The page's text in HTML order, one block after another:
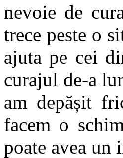
nevoie de
trece peste o
ajuta pe cei
curajul de-a
am depășit
facem o
poate avea un